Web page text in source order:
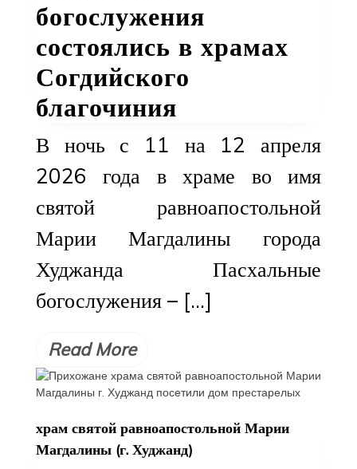
богослужения
состоялись в храмах
Согдийского
благочиния
В ночь с 11 на 12 апреля
2026 года в храме во имя
святой равноапостольной
Марии Магдалины города
Худжанда Пасхальные
богослужения – […]
Read More
храм святой равноапостольной Марии
Магдалины (г. Худжанд)